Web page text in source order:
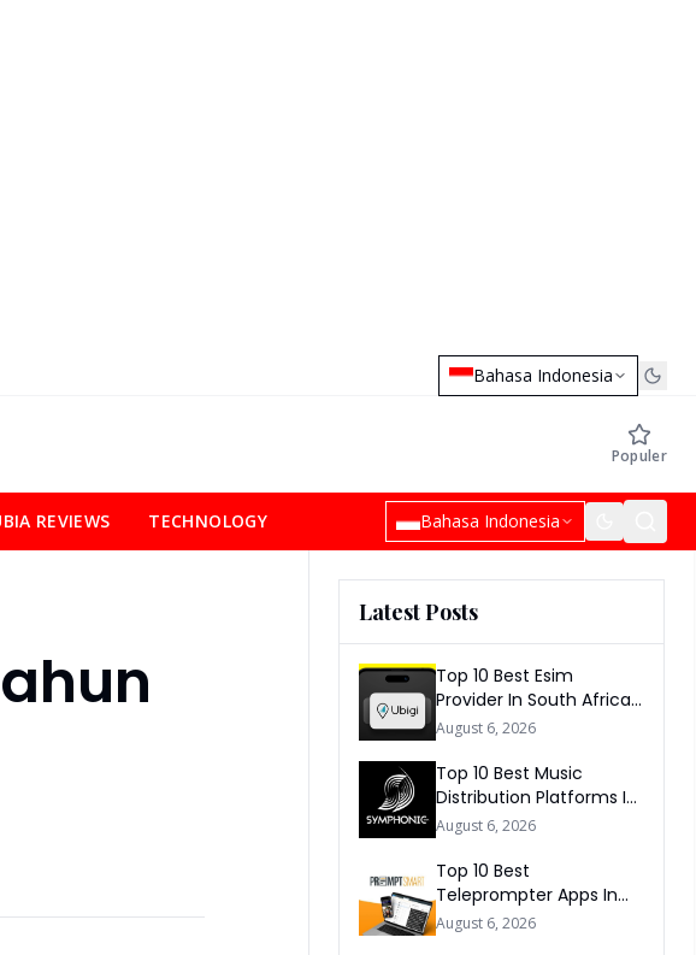
Bahasa Indonesia
Populer
REVIEWS TECHNOLOGY Bahasa Indonesia
Latest Posts
Top 10 Best Esim
Provider In South Africa
2026
August 6, 2026
Top 10 Best Music
Distribution Platforms In
The World 2026
August 6, 2026
Top 10 Best
Teleprompter Apps In
2026
August 6, 2026